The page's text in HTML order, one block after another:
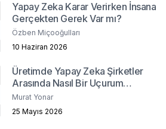
Yapay Zeka Karar Verirken İnsana
Gerçekten Gerek Var mı?
Özben Miçooğulları
10 Haziran 2026
Üretimde Yapay Zeka Şirketler
Arasında Nasıl Bir Uçurum
Yaratacak?
Murat Yonar
25 Mayıs 2026